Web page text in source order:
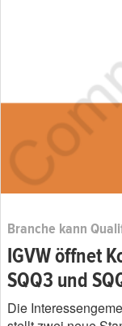
Branche kann
IGVW öffnet
SQQ3 und
Die